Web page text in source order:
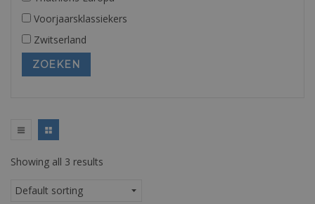
Voorjaarsklassiekers
Zwitserland
Showing all 3 results